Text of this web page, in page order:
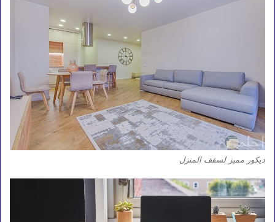
ديكور مميز لسقف المنزل